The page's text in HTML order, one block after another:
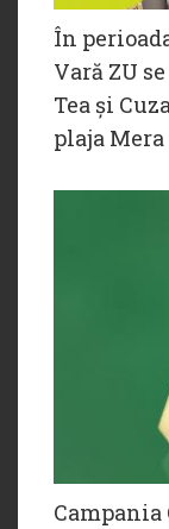
În
Vară ZU
Tea și
plaja
Campania